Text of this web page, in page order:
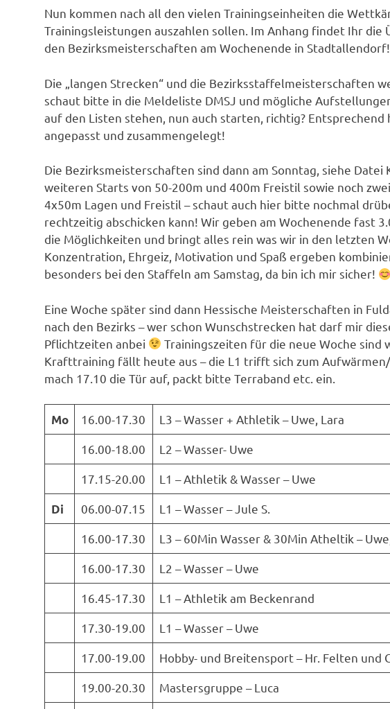
Nun kommen nach all den vielen Trainingseinheiten die
Trainingsleistungen auszahlen sollen. Im Anhang findet Ihr die
den Bezirksmeisterschaften am Wochenende in Stadtallendorf!
Die „langen Strecken“ und die Bezirksstaffelmeisterschaften
schaut bitte in die Meldeliste DMSJ und mögliche
auf den Listen stehen, nun auch starten, richtig?
angepasst und zusammengelegt!
Die Bezirksmeisterschaften sind dann am Sonntag, siehe
weiteren Starts von 50-200m und 400m Freistil sowie noch
4x50m Lagen und Freistil – schaut auch hier bitte nochmal
rechtzeitig abschicken kann! Wir geben am Wochenende fast
die Möglichkeiten und bringt alles rein was wir in den letzten
Konzentration, Ehrgeiz, Motivation und Spaß ergeben
besonders bei den Staffeln am Samstag, da bin ich mir sicher!
Eine Woche später sind dann Hessische Meisterschaften in
nach den Bezirks – wer schon Wunschstrecken hat darf mir
Pflichtzeiten anbei
Trainingszeiten für die neue Woche
Krafttraining fällt heute aus – die L1 trifft sich zum
mach 17.10 die Tür auf, packt bitte Terraband etc. ein.
Mo 16.00-17.30 L3 – Wasser + Athletik – Uwe, Lara
16.00-18.00 L2 – Wasser- Uwe
17.15-20.00 L1 – Athletik & Wasser – Uwe
Di 06.00-07.15 L1 – Wasser – Jule S.
16.00-17.30 L3 – 60Min Wasser & 30Min Atheltik –
16.00-17.30 L2 – Wasser – Uwe
16.45-17.30 L1 – Athletik am Beckenrand
17.30-19.00 L1 – Wasser – Uwe
17.00-19.00 Hobby- und Breitensport – Hr. Felten und
19.00-20.30 Mastersgruppe – Luca